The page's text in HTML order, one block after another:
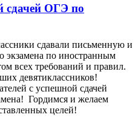
сдачей ОГЭ по
сдавали письменную и
экзамена по иностранным
всех требований и правил.
девятиклассников!
с успешной сдачей
Гордимся и желаем
целей!